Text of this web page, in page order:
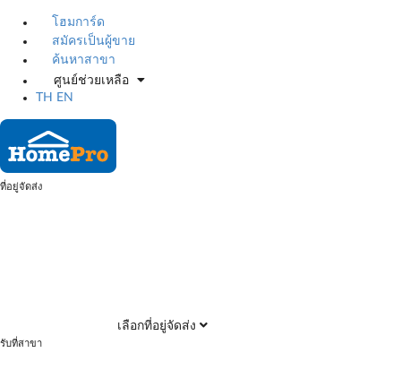
โฮมการ์ด
สมัครเป็นผู้ขาย
ค้นหาสาขา
ศูนย์ช่วยเหลือ
TH
EN
ที่อยู่จัดส่ง
เลือกที่อยู่จัดส่ง
รับที่สาขา